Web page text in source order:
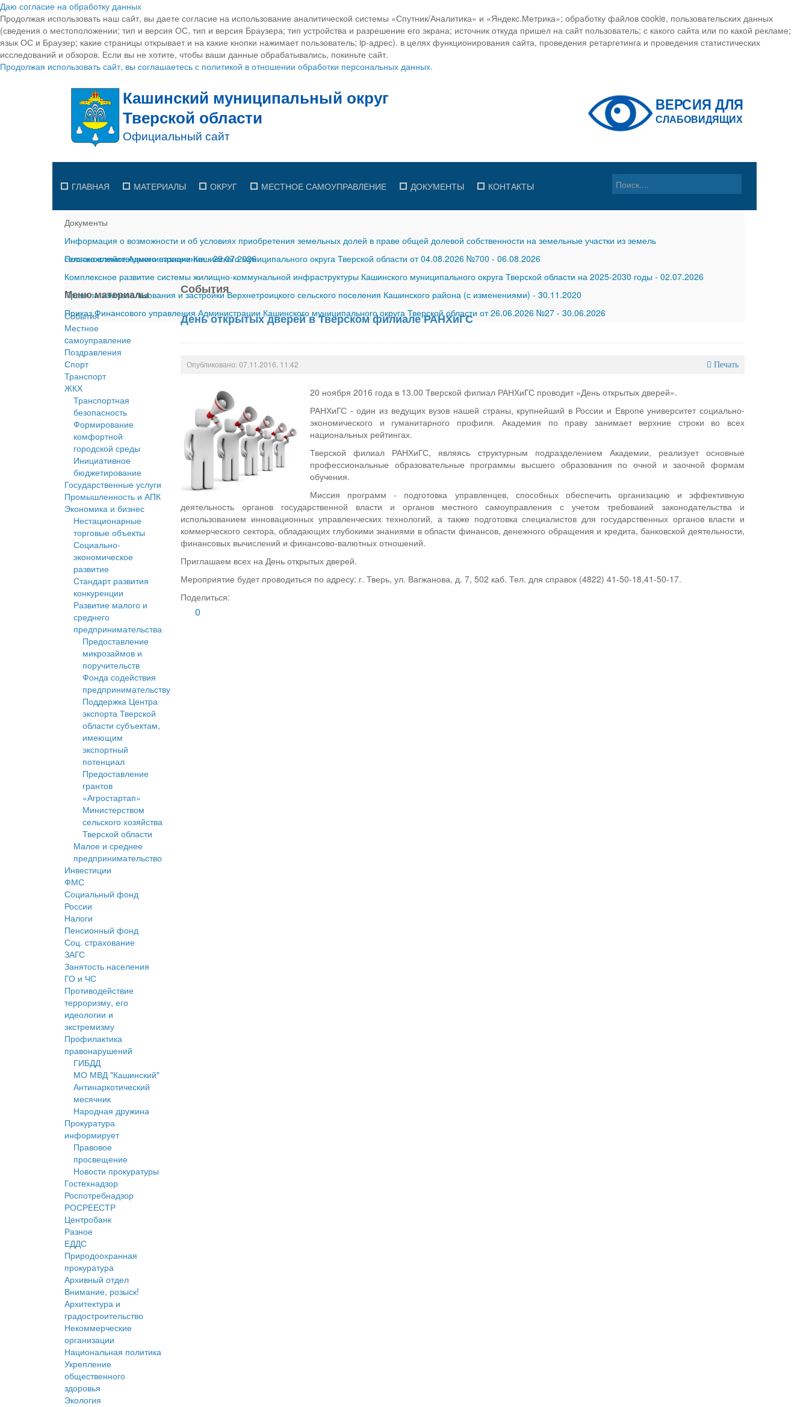
Даю согласие на обработку данных
Продолжая использовать наш сайт, вы даете согласие на использование аналитической системы «Спутник/Аналитика» и «Яндекс.Метрика»; обработку файлов cookie, пользовательских данных
(сведения о местоположении; тип и версия ОС, тип и версия Браузера; тип устройства и разрешение его экрана; источник откуда пришел на сайт пользователь; с какого сайта или по какой рекламе;
язык ОС и Браузер; какие страницы открывает и на какие кнопки нажимает пользователь; ip-адрес). в целях функционирования сайта, проведения ретаргетинга и проведения статистических
исследований и обзоров. Если вы не хотите, чтобы ваши данные обрабатывались, покиньте сайт.
Продолжая использовать сайт, вы соглашаетесь с политикой в отношении обработки персональных данных.
ГЛАВНАЯ МАТЕРИАЛЫ ОКРУГ МЕСТНОЕ САМОУПРАВЛЕНИЕ ДОКУМЕНТЫ КОНТАКТЫ
Документы
Информация о возможности и об условиях приобретения земельных долей в праве общей долевой собственности на земельные участки из земель
сельскохозяйственного назначения-29.07.2026
Постановление Администрации Кашинского муниципального округа Тверской области от 04.08.2026 №700 - 06.08.2026
Комплексное развитие системы жилищно-коммунальной инфраструктуры Кашинского муниципального округа Тверской области на 2025-2030 годы - 02.07.2026
Правила землепользования и застройки Верхнетроицкого сельского поселения Кашинского района (с изменениями) - 30.11.2020
Приказ Финансового управления Администрации Кашинского муниципального округа Тверской области от 26.06.2026 №27 - 30.06.2026
Меню материалы
События
Местное
cамоуправление
Поздравления
Спорт
Транспорт
ЖКХ
Транспортная
безопасность
Формирование
комфортной
городской среды
Инициативное
бюджетирование
Государственные услуги
Промышленность и АПК
Экономика и бизнес
Нестационарные
торговые объекты
Социально-
экономическое
развитие
Стандарт развития
конкуренции
Развитие малого и
среднего
предпринимательства
Предоставление
микрозаймов и
поручительств
Фонда содействия
предпринимательству
Поддержка Центра
экспорта Тверской
области субъектам,
имеющим
экспортный
потенциал
Предоставление
грантов
«Агростартап»
Министерством
сельского хозяйства
Тверской области
Малое и среднее
предпринимательство
Инвестиции
ФМС
Социальный фонд
России
Налоги
Пенсионный фонд
Соц. страхование
ЗАГС
Занятость населения
ГО и ЧС
Противодействие
терроризму, его
идеологии и
экстремизму
Профилактика
правонарушений
ГИБДД
МО МВД "Кашинский"
Антинаркотический
месячник
Народная дружина
Прокуратура
информирует
Правовое
просвещение
Новости прокуратуры
Гостехнадзор
Роспотребнадзор
РОСРЕЕСТР
Центробанк
Разное
ЕДДС
Природоохранная
прокуратура
Архивный отдел
Внимание, розыск!
Архитектура и
градостроительство
Некоммерческие
организации
Национальная политика
Укрепление
общественного
здоровья
Экология
События
День открытых дверей в Тверском филиале РАНХиГС
Опубликовано: 07.11.2016, 11:42 Печать
20 ноября 2016 года в 13.00 Тверской филиал РАНХиГС проводит «День открытых дверей».
РАНХиГС - один из ведущих вузов нашей страны, крупнейший в России и Европе университет социально-
экономического и гуманитарного профиля. Академия по праву занимает верхние строки во всех
национальных рейтингах.
Тверской филиал РАНХиГС, являясь структурным подразделением Академии, реализует основные
профессиональные образовательные программы высшего образования по очной и заочной формам
обучения.
Миссия программ - подготовка управленцев, способных обеспечить организацию и эффективную
деятельность органов государственной власти и органов местного самоуправления с учетом требований законодательства и
использованием инновационных управленческих технологий, а также подготовка специалистов для государственных органов власти и
коммерческого сектора, обладающих глубокими знаниями в области финансов, денежного обращения и кредита, банковской деятельности,
финансовых вычислений и финансово-валютных отношений.
Приглашаем всех на День открытых дверей.
Мероприятие будет проводиться по адресу: г. Тверь, ул. Вагжанова, д. 7, 502 каб. Тел. для справок (4822) 41-50-18,41-50-17.
Поделиться:
0